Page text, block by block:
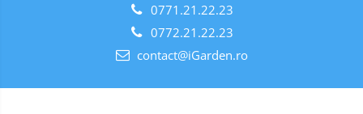
0771.21.22.23
0772.21.22.23
contact@iGarden.ro